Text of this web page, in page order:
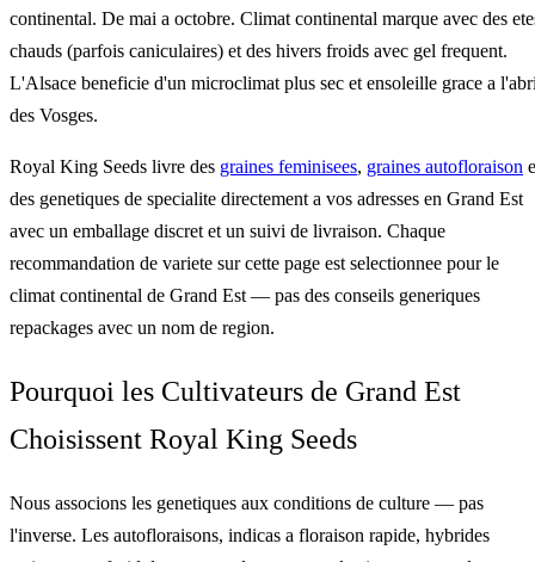
continental. De mai a octobre. Climat continental marque avec des
chauds (parfois caniculaires) et des hivers froids avec gel frequent.
L'Alsace beneficie d'un microclimat plus sec et ensoleille grace a
des Vosges.
Royal King Seeds livre des graines feminisees, graines autofloraison
des genetiques de specialite directement a vos adresses en Grand Est
avec un emballage discret et un suivi de livraison. Chaque
recommandation de variete sur cette page est selectionnee pour le
climat continental de Grand Est — pas des conseils generiques
repackages avec un nom de region.
Pourquoi les Cultivateurs de Grand Est
Choisissent Royal King Seeds
Nous associons les genetiques aux conditions de culture — pas
l'inverse. Les autofloraisons, indicas a floraison rapide, hybrides